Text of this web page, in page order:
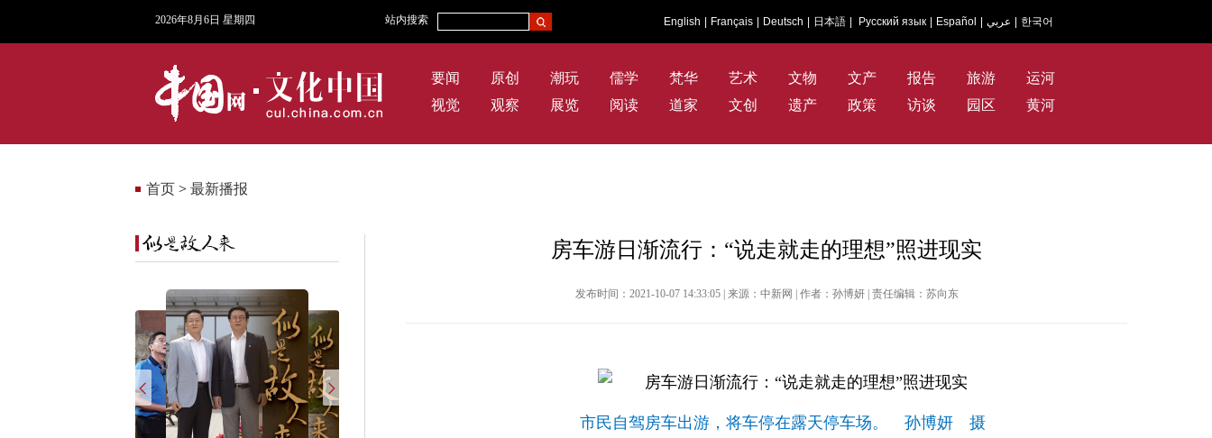
2026年8月6日 星期四 站内搜索 English Français Deutsch 日本語 Русский язык Español عربي 한국어
要闻 原创 潮玩 儒学 梵华 艺术 文物 文产 报告 旅游
运河
视觉
观察 展览 阅读 道家 文创 遗产 政策 访谈 园区 黄河
首页 > 最新播报
《似是故人来》古村落篇
房车游日渐流行：“说走就走的理想”照进现实
发布时间：2021-10-07 14:33:05 | 来源：中新网 | 作者：孙博妍 | 责任编辑：苏向东
市民自驾房车出游，将车停在露天停车场。 孙博妍 摄